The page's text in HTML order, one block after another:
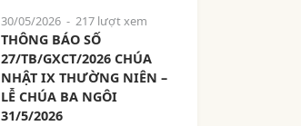
30/05/2026- 217 lượt xem
THÔNG BÁO SỐ
27/TB/GXCT/2026 CHÚA
NHẬT IX THƯỜNG NIÊN –
LỄ CHÚA BA NGÔI
31/5/2026